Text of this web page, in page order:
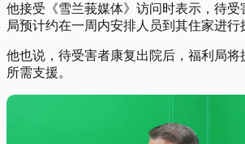
他接受《雪兰莪媒体》访问时表示，待受
局预计约在一周内安排人员到其住家进行
他也说，待受害者康复出院后，福利局将
所需支援。